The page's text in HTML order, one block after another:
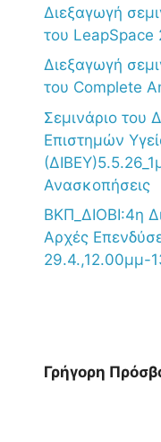
Διεξαγωγή
του LeapSpace
Διεξαγωγή
του Complete
Σεμινάριο του
Επιστημών
Ανασκοπήσεις
ΒΚΠ_ΔΙΟΒΙ:4η
Αρχές
29.4.,12.00μμ-
Γρήγορη